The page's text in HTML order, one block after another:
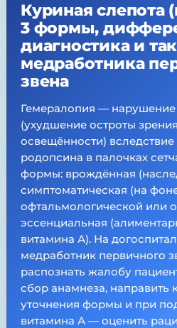
Куриная слепота
3 формы,
диагностика и
медработника
звена
Гемералопия — нарушение
(ухудшение остроты
освещённости)
родопсина в палочках
формы: врождённая
симптоматическая (на
офтальмологической или
эссенциальная
витамина А). На
медработник первичного
распознать жалобу
сбор анамнеза, направить
уточнения формы и при
витамина А — оценить